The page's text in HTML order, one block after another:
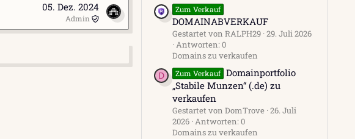
05. Dez. 2024
Admin
Zum Verkauf
DOMAINABVERKAUF
Gestartet von RALPH29 29. Juli 2026
Antworten: 0
Domains zu verkaufen
D Zum Verkauf Domainportfolio
„Stabile Munzen“ (.de) zu
verkaufen
Gestartet von DomTrove 26. Juli
2026 Antworten: 0
Domains zu verkaufen